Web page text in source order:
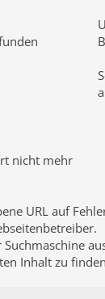
nicht mehr
URL auf
Inhalt zu finden